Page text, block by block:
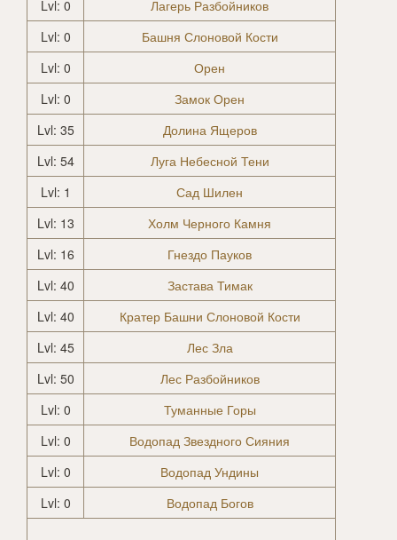
Lvl: 0
Лагерь Разбойников
Lvl: 0
Башня Слоновой Кости
Lvl: 0
Орен
Lvl: 0
Замок Орен
Lvl: 35
Долина Ящеров
Lvl: 54
Луга Небесной Тени
Lvl: 1
Сад Шилен
Lvl: 13
Холм Черного Камня
Lvl: 16
Гнездо Пауков
Lvl: 40
Застава Тимак
Lvl: 40
Кратер Башни Слоновой Кости
Lvl: 45
Лес Зла
Lvl: 50
Лес Разбойников
Lvl: 0
Туманные Горы
Lvl: 0
Водопад Звездного Сияния
Lvl: 0
Водопад Ундины
Lvl: 0
Водопад Богов